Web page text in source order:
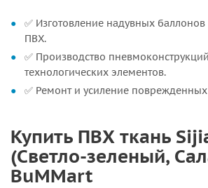
✅ Изготовление надувных
ПВХ.
✅ Производство
технологических элементов.
✅ Ремонт и усиление поврежденных
Купить ПВХ ткань
(Светло-зеленый,
BuMMart